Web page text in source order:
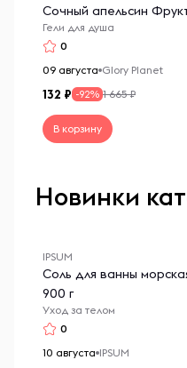
Сочный апельсин
джаз
Гели для душа
0
09 августа Glory Planet
132 -92% 1 665 ₽
В корзину
Новинки
IPSUM
Соль для ванны
900 г
Уход за телом
0
10 августа IPSUM